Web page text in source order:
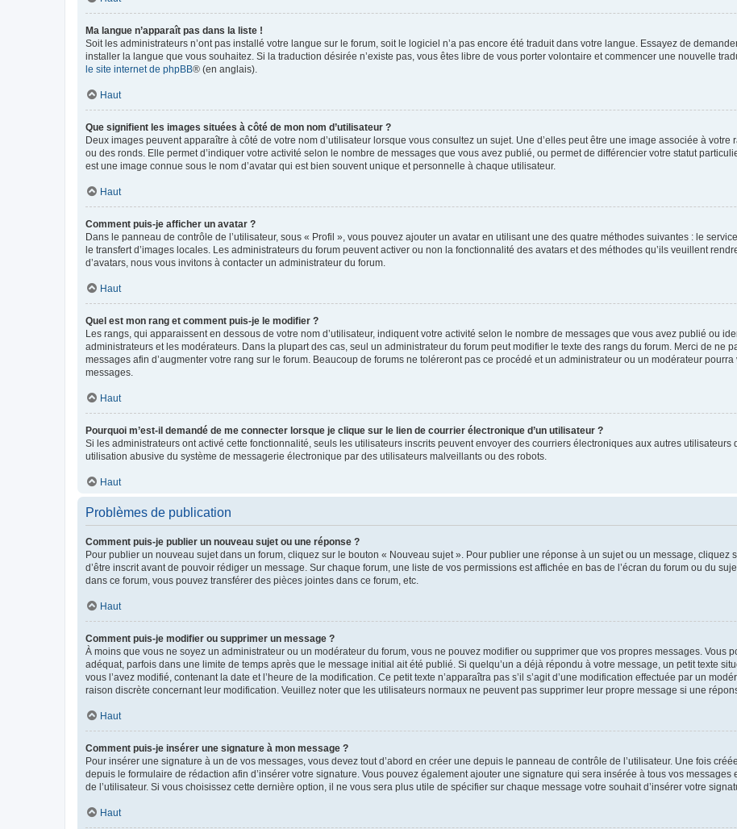
Ma langue n’apparaît pas dans la liste !
Soit les administrateurs n’ont pas installé votre langue sur le forum, soit le logiciel n’a pas encore été traduit dans votre langue. Essayez de
installer la langue que vous souhaitez. Si la traduction désirée n’existe pas, vous êtes libre de vous porter volontaire et commencer une nouvelle
le site internet de phpBB® (en anglais).
Haut
Que signifient les images situées à côté de mon nom d’utilisateur ?
Deux images peuvent apparaître à côté de votre nom d’utilisateur lorsque vous consultez un sujet. Une d’elles peut être une image associée à
ou des ronds. Elle permet d’indiquer votre activité selon le nombre de messages que vous avez publié, ou permet de différencier votre statut
est une image connue sous le nom d’avatar qui est bien souvent unique et personnelle à chaque utilisateur.
Haut
Comment puis-je afficher un avatar ?
Dans le panneau de contrôle de l’utilisateur, sous « Profil », vous pouvez ajouter un avatar en utilisant une des quatre méthodes suivantes : le
le transfert d’images locales. Les administrateurs du forum peuvent activer ou non la fonctionnalité des avatars et des méthodes qu’ils veuillent
d’avatars, nous vous invitons à contacter un administrateur du forum.
Haut
Quel est mon rang et comment puis-je le modifier ?
Les rangs, qui apparaissent en dessous de votre nom d’utilisateur, indiquent votre activité selon le nombre de messages que vous avez publié ou
administrateurs et les modérateurs. Dans la plupart des cas, seul un administrateur du forum peut modifier le texte des rangs du forum. Merci de ne
messages afin d’augmenter votre rang sur le forum. Beaucoup de forums ne toléreront pas ce procédé et un administrateur ou un modérateur
messages.
Haut
Pourquoi m’est-il demandé de me connecter lorsque je clique sur le lien de courrier électronique d’un utilisateur ?
Si les administrateurs ont activé cette fonctionnalité, seuls les utilisateurs inscrits peuvent envoyer des courriers électroniques aux autres
utilisation abusive du système de messagerie électronique par des utilisateurs malveillants ou des robots.
Haut
Problèmes de publication
Comment puis-je publier un nouveau sujet ou une réponse ?
Pour publier un nouveau sujet dans un forum, cliquez sur le bouton « Nouveau sujet ». Pour publier une réponse à un sujet ou un message, cliquez
d’être inscrit avant de pouvoir rédiger un message. Sur chaque forum, une liste de vos permissions est affichée en bas de l’écran du forum ou du
dans ce forum, vous pouvez transférer des pièces jointes dans ce forum, etc.
Haut
Comment puis-je modifier ou supprimer un message ?
À moins que vous ne soyez un administrateur ou un modérateur du forum, vous ne pouvez modifier ou supprimer que vos propres messages. Vous
adéquat, parfois dans une limite de temps après que le message initial ait été publié. Si quelqu’un a déjà répondu à votre message, un petit texte
vous l’avez modifié, contenant la date et l’heure de la modification. Ce petit texte n’apparaîtra pas s’il s’agit d’une modification effectuée par un
raison discrète concernant leur modification. Veuillez noter que les utilisateurs normaux ne peuvent pas supprimer leur propre message si une
Haut
Comment puis-je insérer une signature à mon message ?
Pour insérer une signature à un de vos messages, vous devez tout d’abord en créer une depuis le panneau de contrôle de l’utilisateur. Une fois
depuis le formulaire de rédaction afin d’insérer votre signature. Vous pouvez également ajouter une signature qui sera insérée à tous vos
de l’utilisateur. Si vous choisissez cette dernière option, il ne vous sera plus utile de spécifier sur chaque message votre souhait d’insérer votre
Haut